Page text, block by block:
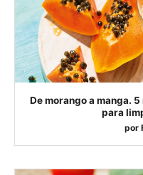
De morango a manga.
para
por